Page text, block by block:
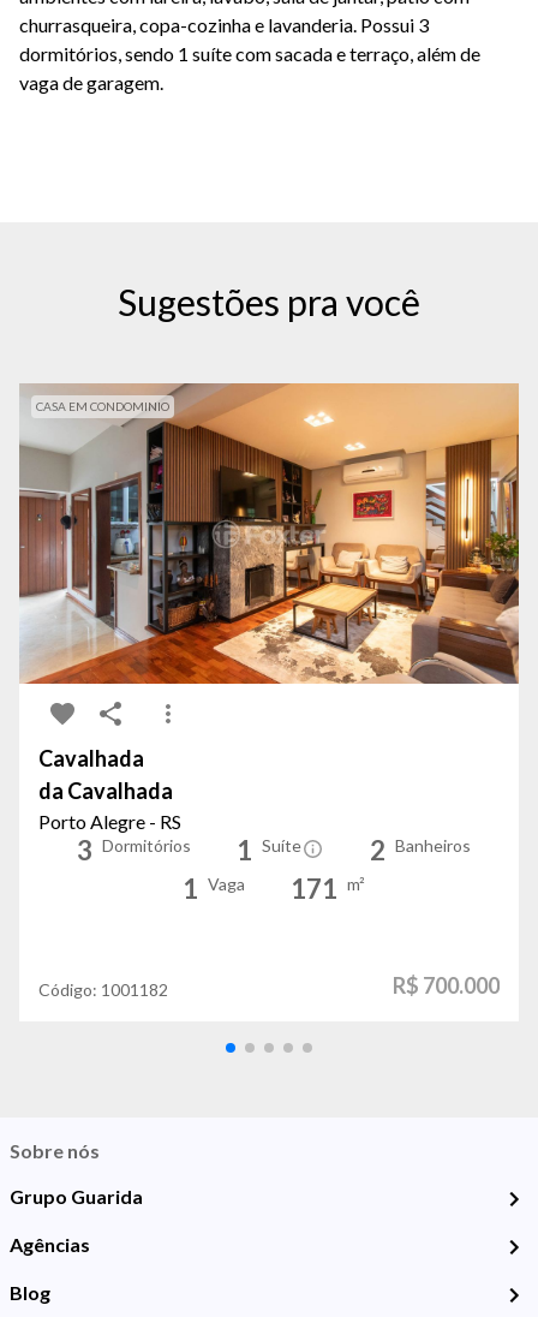
churrasqueira, copa-cozinha e lavanderia. Possui 3
dormitórios, sendo 1 suíte com sacada e terraço, além de
vaga de garagem.
Sugestões pra você
CASA EM CONDOMINIO
Cavalhada
da Cavalhada
Porto Alegre - RS
3 Dormitórios 1 Suíte 2 Banheiros
1 Vaga 171 m²
Código: 1001182 R$ 700.000
Sobre nós
Grupo Guarida
Agências
Blog